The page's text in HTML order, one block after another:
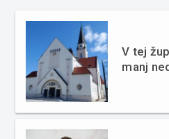
V tej
manj